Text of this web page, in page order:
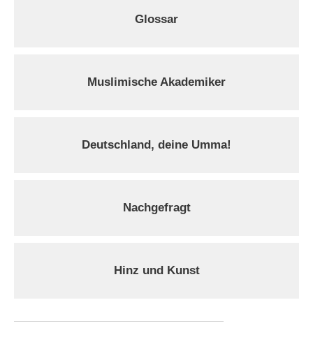
Glossar
Muslimische Akademiker
Deutschland, deine Umma!
Nachgefragt
Hinz und Kunst